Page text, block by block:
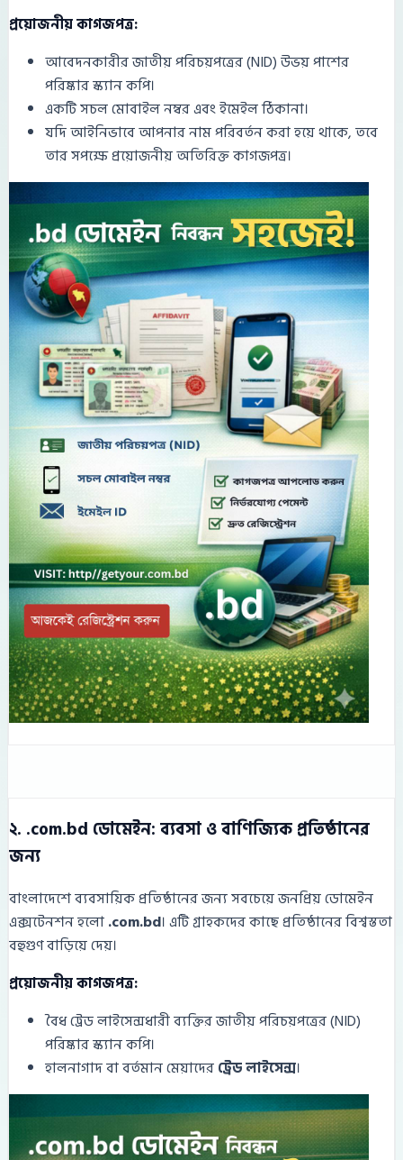
প্রয়োজনীয় কাগজপত্র:
আবেদনকারীর জাতীয় পরিচয়পত্রের (NID) উভয় পাশের
পরিষ্কার স্ক্যান কপি।
একটি সচল মোবাইল নম্বর এবং ইমেইল ঠিকানা।
যদি আইনিভাবে আপনার নাম পরিবর্তন করা হয়ে থাকে, তবে
তার সপক্ষে প্রয়োজনীয় অতিরিক্ত কাগজপত্র।
২. .com.bd ডোমেইন: ব্যবসা ও বাণিজ্যিক প্রতিষ্ঠানের
জন্য
বাংলাদেশে ব্যবসায়িক প্রতিষ্ঠানের জন্য সবচেয়ে জনপ্রিয় ডোমেইন
এক্সটেনশন হলো.com.bd। এটি গ্রাহকদের কাছে প্রতিষ্ঠানের বিশ্বস্ততা
বহুগুণ বাড়িয়ে দেয়।
প্রয়োজনীয় কাগজপত্র:
বৈধ ট্রেড লাইসেন্সধারী ব্যক্তির জাতীয় পরিচয়পত্রের (NID)
পরিষ্কার স্ক্যান কপি।
হালনাগাদ বা বর্তমান মেয়াদেরট্রেড লাইসেন্স।